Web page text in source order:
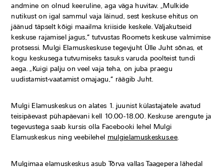
andmine on olnud keeruline, aga väga huvitav. „Mulkide
nutikust on igal sammul vaja läinud, sest keskuse ehitus on
jäänud täpselt kõigi maailma kriiside keskele. Väljakutseid
keskuse rajamisel jagus,“ tutvustas Roomets keskuse valmimise
protsessi. Mulgi Elamuskeskuse tegevjuht Ülle Juht sõnas, et
kogu keskusega tutvumiseks tasuks varuda poolteist tundi
aega. „Kuigi palju on veel vaja teha, on juba praegu
uudistamist-vaatamist omajagu,“ räägib Juht.
Mulgi Elamuskeskus on alates 1. juunist külastajatele avatud
teisipäevast pühapäevani kell 10.00-18.00. Keskuse arengute ja
tegevustega saab kursis olla Facebooki lehel Mulgi
Elamuskeskus ning veebilehel mulgielamuskeskus.ee
Mulgimaa elamuskeskus asub Tõrva vallas Taagepera lähedal